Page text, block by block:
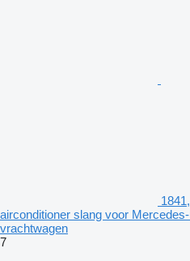
airconditioner slang voor
vrachtwagen
7